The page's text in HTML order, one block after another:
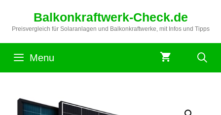
springen
Balkonkraftwerk-Check.de
Preisvergleich für Solaranlagen und Balkonkraftwerke, mit Infos und Tipps
Menu